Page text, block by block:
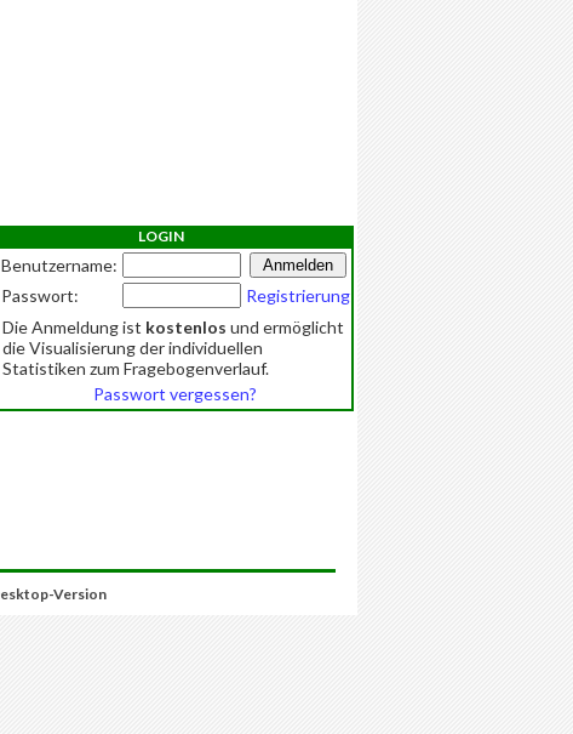
LOGIN
Benutzername:
Passwort:
Registrierung
Die Anmeldung ist kostenlos und ermöglicht
die Visualisierung der individuellen
Statistiken zum Fragebogenverlauf.
Passwort vergessen?
Version